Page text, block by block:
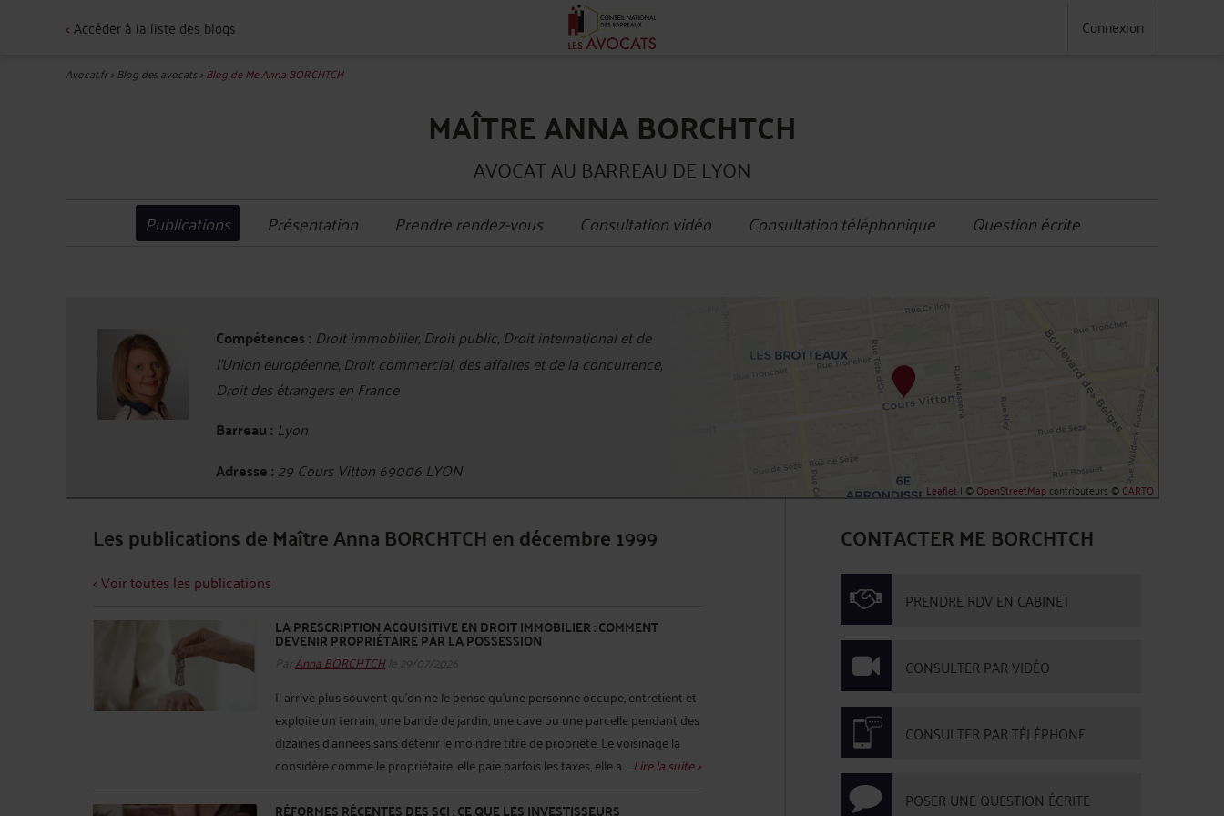
<Accéder à la liste des blogs Connexion
Avocat.fr>Blog des avocats>Blog de Me Anna BORCHTCH
MAÎTRE ANNA BORCHTCH
AVOCAT AU BARREAU DE LYON
Publications Présentation Prendre rendez-vous Consultation vidéo Consultation téléphonique Question écrite
Compétences : Droit immobilier, Droit public, Droit international et de
l'Union européenne, Droit commercial, des affaires et de la concurrence,
Droit des étrangers en France
Barreau : Lyon
Adresse : 29 Cours Vitton 69006 LYON
Leaflet | ©OpenStreetMapcontributeurs ©CARTO
Les publications de Maître Anna BORCHTCH en décembre 1999
< Voir toutes les publications
LA PRESCRIPTION ACQUISITIVE EN DROIT IMMOBILIER : COMMENT
DEVENIR PROPRIÉTAIRE PAR LA POSSESSION
ParAnna BORCHTCHle 29/07/2026
Il arrive plus souvent qu'on ne le pense qu'une personne occupe, entretient et
exploite un terrain, une bande de jardin, une cave ou une parcelle pendant des
dizaines d'années sans détenir le moindre titre de propriété. Le voisinage la
considère comme le propriétaire, elle paie parfois les taxes, elle a ...Lire la suite >
RÉFORMES RÉCENTES DES SCI : CE QUE LES INVESTISSEURS
CONTACTER ME BORCHTCH
PRENDRE RDV EN CABINET
CONSULTER PAR VIDÉO
CONSULTER PAR TÉLÉPHONE
POSER UNE QUESTION ÉCRITE